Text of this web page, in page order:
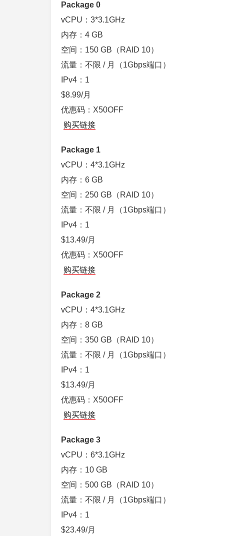
Package 0
vCPU：3*3.1GHz
内存：4 GB
空间：150 GB（RAID 10）
流量：不限 / 月（1Gbps端口）
IPv4：1
$8.99/月
优惠码：X50OFF
购买链接
Package 1
vCPU：4*3.1GHz
内存：6 GB
空间：250 GB（RAID 10）
流量：不限 / 月（1Gbps端口）
IPv4：1
$13.49/月
优惠码：X50OFF
购买链接
Package 2
vCPU：4*3.1GHz
内存：8 GB
空间：350 GB（RAID 10）
流量：不限 / 月（1Gbps端口）
IPv4：1
$13.49/月
优惠码：X50OFF
购买链接
Package 3
vCPU：6*3.1GHz
内存：10 GB
空间：500 GB（RAID 10）
流量：不限 / 月（1Gbps端口）
IPv4：1
$23.49/月